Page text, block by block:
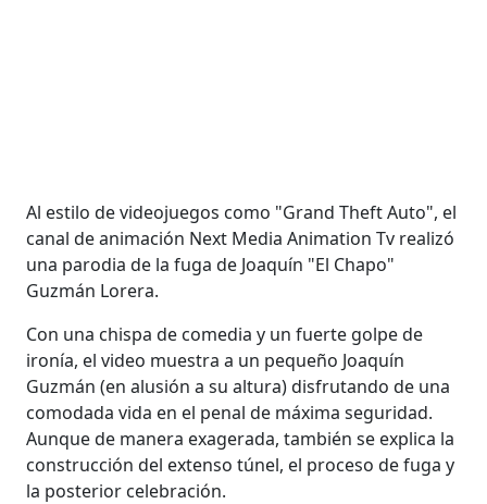
Al estilo de videojuegos como "Grand Theft Auto", el
canal de animación Next Media Animation Tv realizó
una parodia de la fuga de Joaquín "El Chapo"
Guzmán Lorera.
Con una chispa de comedia y un fuerte golpe de
ironía, el video muestra a un pequeño Joaquín
Guzmán (en alusión a su altura) disfrutando de una
comodada vida en el penal de máxima seguridad.
Aunque de manera exagerada, también se explica la
construcción del extenso túnel, el proceso de fuga y
la posterior celebración.